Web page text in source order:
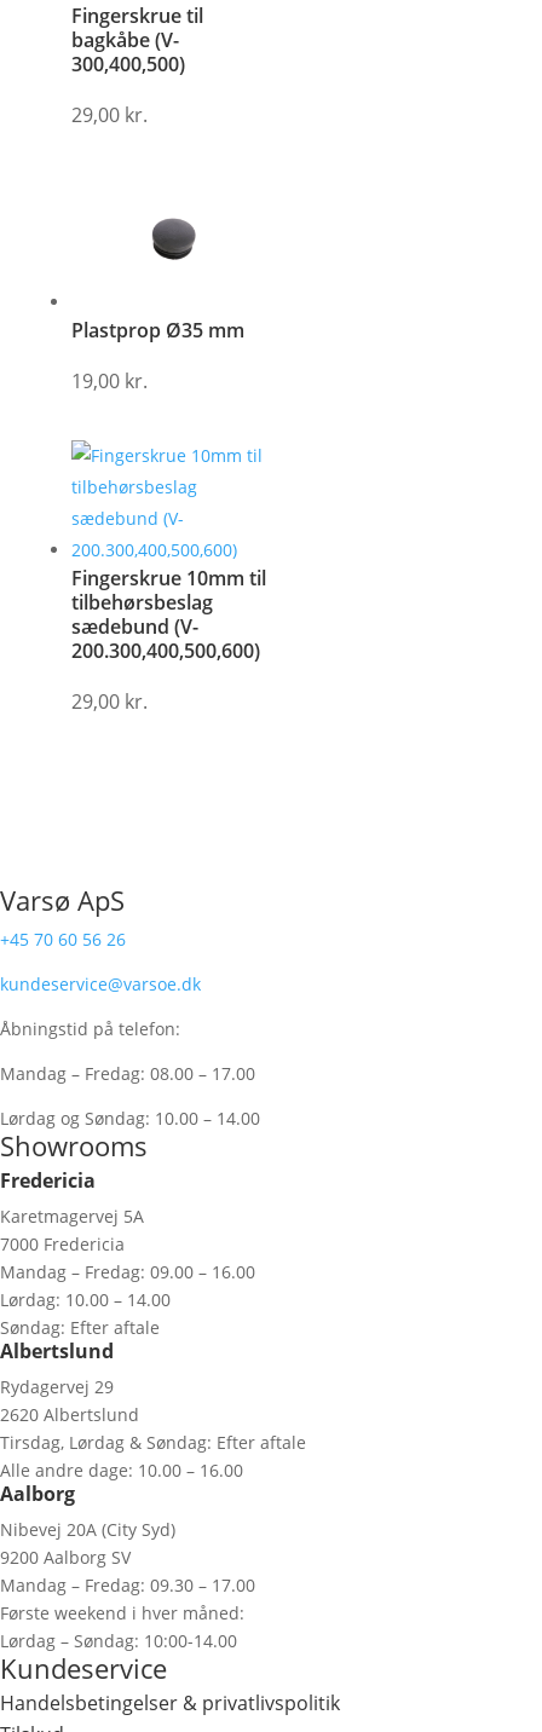
Fingerskrue til
bagkåbe (V-
300,400,500)
29,00 kr.
Plastprop Ø35 mm
19,00 kr.
Fingerskrue 10mm til
tilbehørsbeslag
sædebund (V-
200.300,400,500,600)
29,00 kr.
Varsø ApS
+45 70 60 56 26
kundeservice@varsoe.dk
Åbningstid på telefon:
Mandag – Fredag: 08.00 – 17.00
Lørdag og Søndag: 10.00 – 14.00
Showrooms
Fredericia
Karetmagervej 5A
7000 Fredericia
Mandag – Fredag: 09.00 – 16.00
Lørdag: 10.00 – 14.00
Søndag: Efter aftale
Albertslund
Rydagervej 29
2620 Albertslund
Tirsdag, Lørdag & Søndag: Efter aftale
Alle andre dage: 10.00 – 16.00
Aalborg
Nibevej 20A (City Syd)
9200 Aalborg SV
Mandag – Fredag: 09.30 – 17.00
Første weekend i hver måned:
Lørdag – Søndag: 10:00-14.00
Kundeservice
Handelsbetingelser & privatlivspolitik